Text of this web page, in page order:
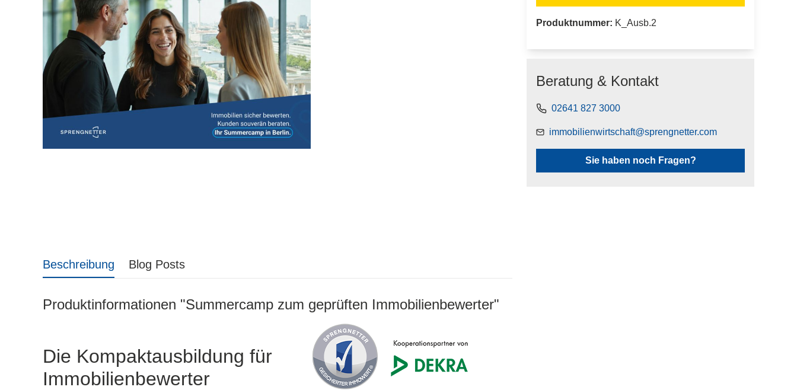
Beschreibung Blog Posts
Produktinformationen "Summercamp zum geprüften Immobilienbewerter"
Die Kompaktausbildung für
Immobilienbewerter
Produktnummer: K_Ausb.2
Beratung & Kontakt
02641 827 3000
immobilienwirtschaft@sprengnetter.com
Sie haben noch Fragen?